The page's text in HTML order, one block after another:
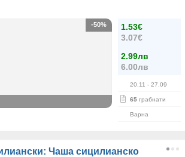
1.53€
3.07€
2.99лв
6.00лв
20.11 - 27.09
65 грабнати
Варна
-50%
Чаша сицилианско